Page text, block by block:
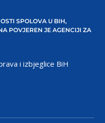
SPOLOVA U BIH,
POVJEREN JE AGENCIJI ZA
i izbjeglice BiH